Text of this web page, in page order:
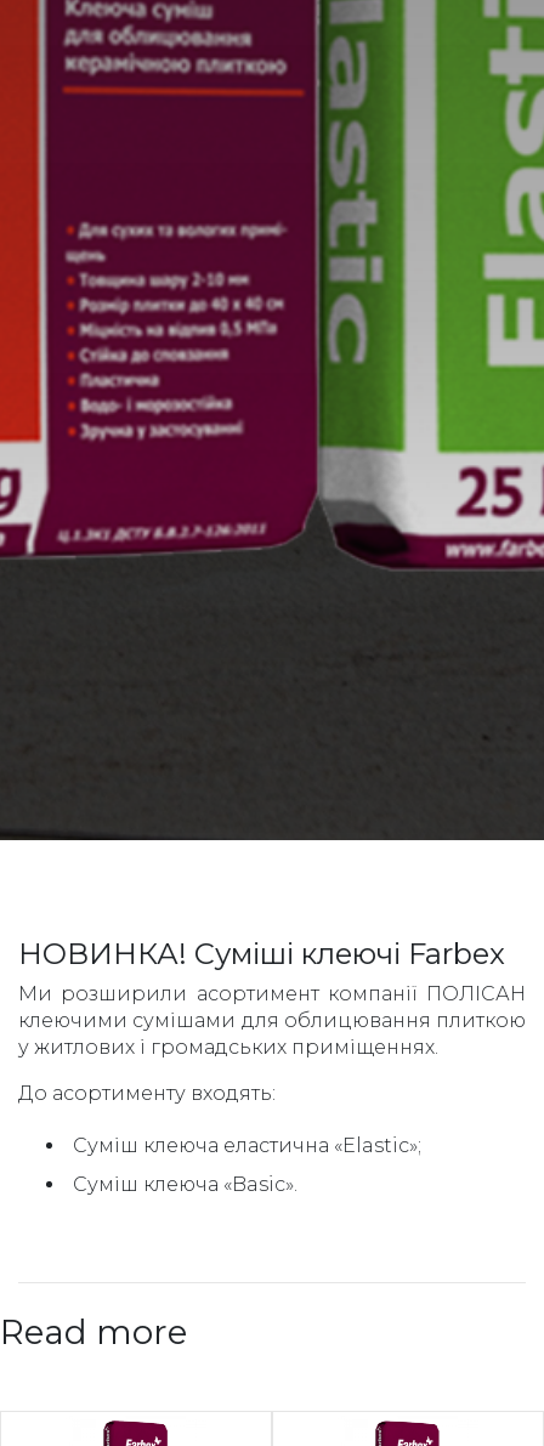
НОВИНКА! Суміші клеючі Farbex
Ми розширили асортимент компанії ПОЛІСАН
клеючими сумішами для облицювання плиткою
у житлових і громадських приміщеннях.
До асортименту входять:
Суміш клеюча еластична «Elastic»;
Суміш клеюча «Basic».
Read more